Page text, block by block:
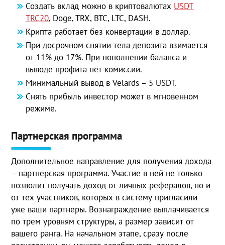
Создать вклад можно в криптовалютах USDT
TRC20, Doge, TRX, BTC, LTC, DASH.
Крипта работает без конвертации в доллар.
При досрочном снятии тела депозита взимается
от 11% до 17%. При пополнении баланса и
выводе профита нет комиссии.
Минимальный вывод в Velards – 5 USDT.
Снять прибыль инвестор может в мгновенном
режиме.
Партнерская программа
Дополнительное направление для получения дохода
– партнерская программа. Участие в ней не только
позволит получать доход от личных рефералов, но и
от тех участников, которых в систему пригласили
уже ваши партнеры. Вознаграждение выплачивается
по трем уровням структуры, а размер зависит от
вашего ранга. На начальном этапе, сразу после